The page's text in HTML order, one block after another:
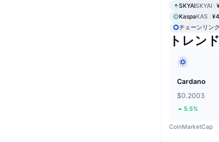
SKYAISKYAI
KaspaKAS
チェーンリン
トレン
Cardano
$0.2003
5.5%
CoinMarketCap